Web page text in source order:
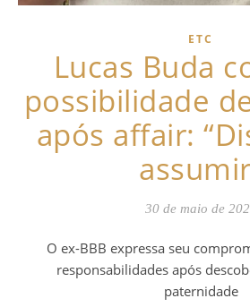
ETC
Lucas Buda
possibilidade
após affair:
30 de maio de
O ex-BBB expressa seu compromisso em assumir
responsabilidades após
paternidade